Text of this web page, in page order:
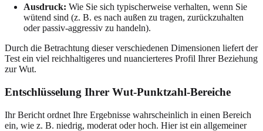
Ausdruck: Wie Sie sich typischerweise verhalten, wenn Sie
wütend sind (z. B. es nach außen zu tragen, zurückzuhalten
oder passiv-aggressiv zu handeln).
Durch die Betrachtung dieser verschiedenen Dimensionen liefert der
Test ein viel reichhaltigeres und nuancierteres Profil Ihrer Beziehung
zur Wut.
Entschlüsselung Ihrer Wut-Punktzahl-Bereiche
Ihr Bericht ordnet Ihre Ergebnisse wahrscheinlich in einen Bereich
ein, wie z. B. niedrig, moderat oder hoch. Hier ist ein allgemeiner